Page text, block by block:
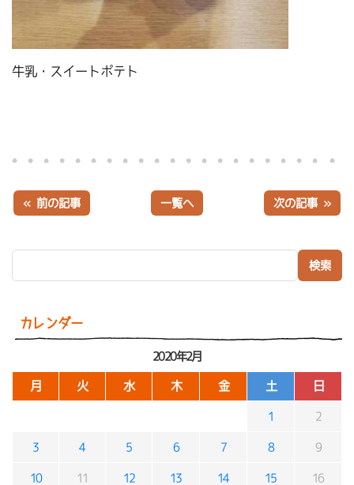
カレンダー
2020年2月
月 火 水 木 金 土 日
1 2
3 4 5 6 7 8 9
10 11 12 13 14 15 16
牛乳・スイートポテト
« 前の記事 一覧へ 次の記事 »